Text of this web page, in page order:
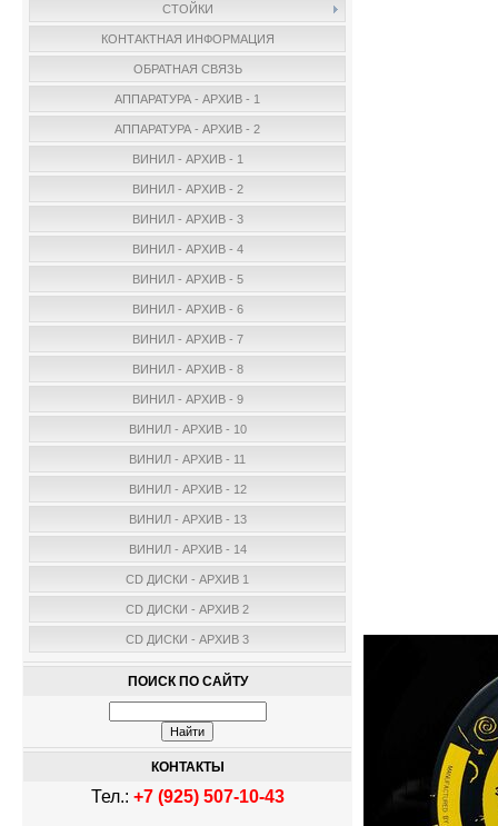
СТОЙКИ
КОНТАКТНАЯ ИНФОРМАЦИЯ
ОБРАТНАЯ СВЯЗЬ
АППАРАТУРА - АРХИВ - 1
АППАРАТУРА - АРХИВ - 2
ВИНИЛ - АРХИВ - 1
ВИНИЛ - АРХИВ - 2
ВИНИЛ - АРХИВ - 3
ВИНИЛ - АРХИВ - 4
ВИНИЛ - АРХИВ - 5
ВИНИЛ - АРХИВ - 6
ВИНИЛ - АРХИВ - 7
ВИНИЛ - АРХИВ - 8
ВИНИЛ - АРХИВ - 9
ВИНИЛ - АРХИВ - 10
ВИНИЛ - АРХИВ - 11
ВИНИЛ - АРХИВ - 12
ВИНИЛ - АРХИВ - 13
ВИНИЛ - АРХИВ - 14
CD ДИСКИ - АРХИВ 1
CD ДИСКИ - АРХИВ 2
CD ДИСКИ - АРХИВ 3
ПОИСК ПО САЙТУ
КОНТАКТЫ
Тел.: +7 (925) 507-10-43